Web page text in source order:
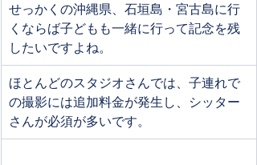
せっかくの沖縄県、石垣島・宮古島に行
くならば子どもも一緒に行って記念を残
したいですよね。
ほとんどのスタジオさんでは、子連れで
の撮影には追加料金が発生し、シッター
さんが必須が多いです。